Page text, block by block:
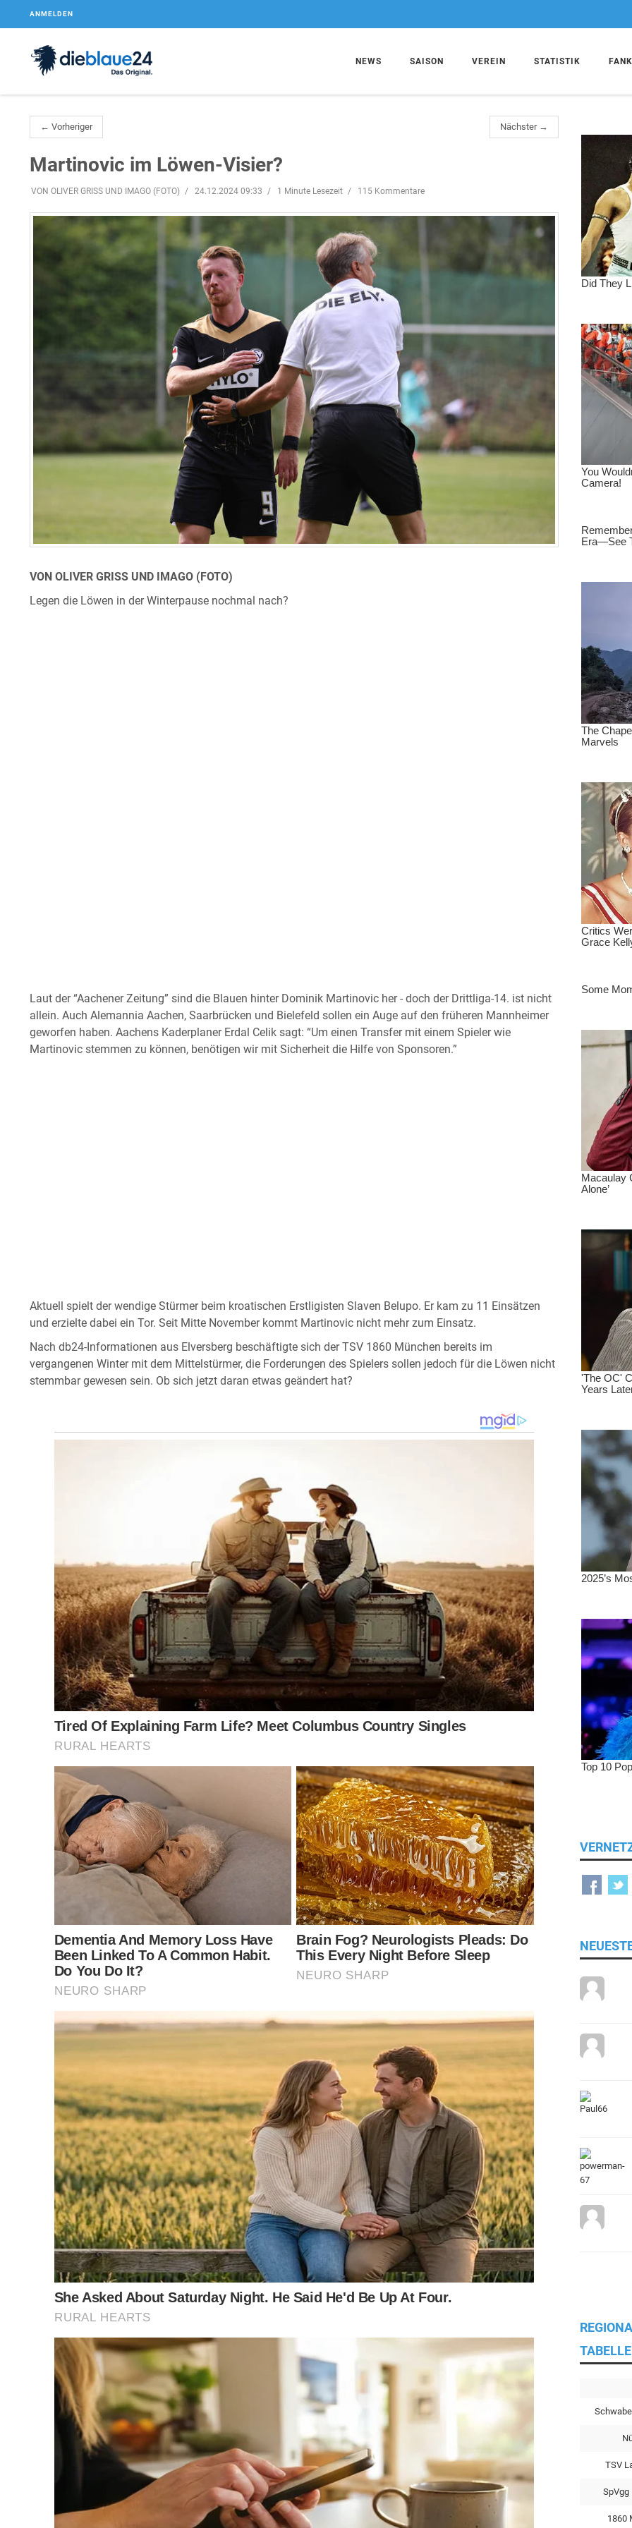
ANMELDEN
NEWS SAISON VEREIN STATISTIK
← Vorheriger Nächster →
Martinovic im Löwen-Visier?
VON OLIVER GRISS UND IMAGO (FOTO) 24.12.2024 09:33 1 Minute Lesezeit 115 Kommentare
VON OLIVER GRISS UND IMAGO (FOTO)
Legen die Löwen in der Winterpause nochmal nach?
Laut der “Aachener Zeitung” sind die Blauen hinter Dominik Martinovic her - doch der Drittliga-14. ist nicht
allein. Auch Alemannia Aachen, Saarbrücken und Bielefeld sollen ein Auge auf den früheren Mannheimer
geworfen haben. Aachens Kaderplaner Erdal Celik sagt: “Um einen Transfer mit einem Spieler wie
Martinovic stemmen zu können, benötigen wir mit Sicherheit die Hilfe von Sponsoren.”
Aktuell spielt der wendige Stürmer beim kroatischen Erstligisten Slaven Belupo. Er kam zu 11 Einsätzen
und erzielte dabei ein Tor. Seit Mitte November kommt Martinovic nicht mehr zum Einsatz.
Nach db24-Informationen aus Elversberg beschäftigte sich der TSV 1860 München bereits im
vergangenen Winter mit dem Mittelstürmer, die Forderungen des Spielers sollen jedoch für die Löwen nicht
stemmbar gewesen sein. Ob sich jetzt daran etwas geändert hat?
TABELLE
TSV
SpVgg
1860